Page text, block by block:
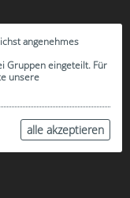
angenehmes
Gruppen eingeteilt. Für
unsere
alle akzeptieren